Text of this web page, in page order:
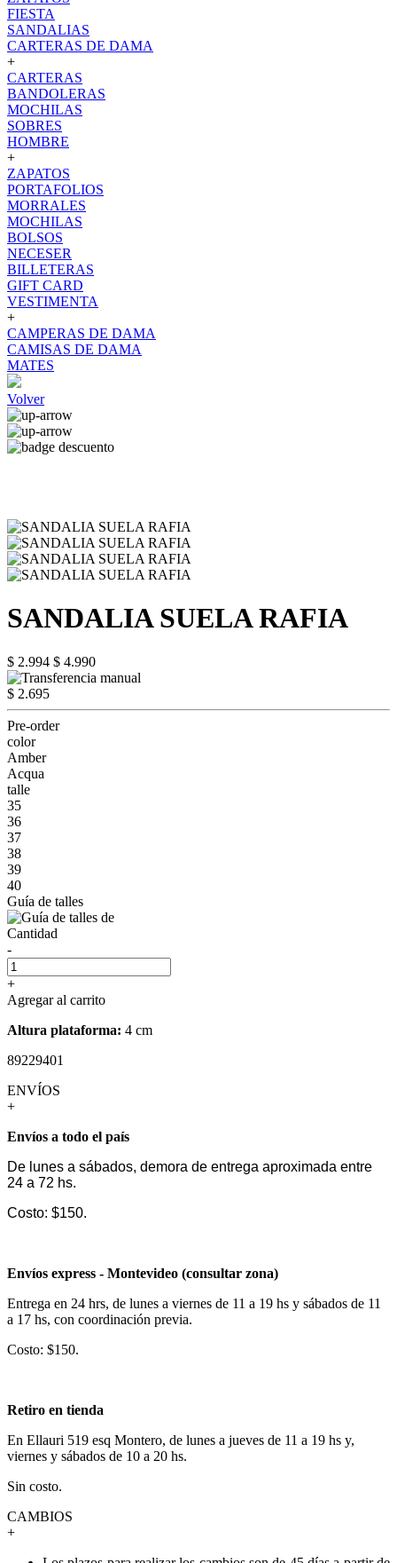
FIESTA
SANDALIAS
CARTERAS DE DAMA
+
CARTERAS
BANDOLERAS
MOCHILAS
SOBRES
HOMBRE
+
ZAPATOS
PORTAFOLIOS
MORRALES
MOCHILAS
BOLSOS
NECESER
BILLETERAS
GIFT CARD
VESTIMENTA
+
CAMPERAS DE DAMA
CAMISAS DE DAMA
MATES
Volver
SANDALIA SUELA RAFIA
$ 2.994 $ 4.990
$ 2.695
Pre-order
color
Amber
Acqua
talle
35
36
37
38
39
40
Guía de talles
Cantidad
-
+
Agregar al carrito
Altura plataforma: 4 cm
89229401
ENVÍOS
+
Envíos a todo el país
De lunes a sábados, demora de entrega aproximada entre
24 a 72 hs.
Costo: $150.
Envíos express - Montevideo (consultar zona)
Entrega en 24 hrs, de lunes a viernes de 11 a 19 hs y sábados de 11
a 17 hs, con coordinación previa.
Costo: $150.
Retiro en tienda
En Ellauri 519 esq Montero, de lunes a jueves de 11 a 19 hs y,
viernes y sábados de 10 a 20 hs.
Sin costo.
CAMBIOS
+